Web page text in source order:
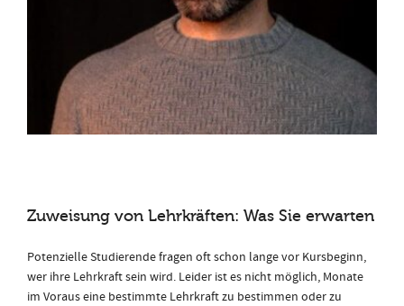
Zuweisung von Lehrkräften: Was Sie erwarten
Potenzielle Studierende fragen oft schon lange vor Kursbeginn,
wer ihre Lehrkraft sein wird. Leider ist es nicht möglich, Monate
im Voraus eine bestimmte Lehrkraft zu bestimmen oder zu